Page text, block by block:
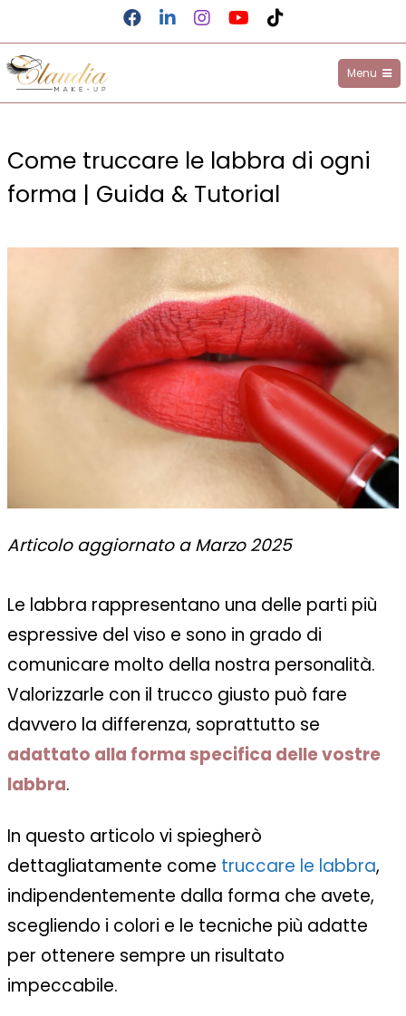
contenuto
Facebook
LinkedInInstagram
YouTubeTikTok
Claudia Make-up
Menu
Come truccare le labbra di ogni
forma | Guida & Tutorial
Articolo aggiornato a Marzo 2025
Le labbra rappresentano una delle parti più
espressive del viso e sono in grado di
comunicare molto della nostra personalità.
Valorizzarle con il trucco giusto può fare
davvero la differenza, soprattutto se
adattato alla forma specifica delle vostre
labbra.
In questo articolo vi spiegherò
dettagliatamente come truccare le labbra,
indipendentemente dalla forma che avete,
scegliendo i colori e le tecniche più adatte
per ottenere sempre un risultato
impeccabile.